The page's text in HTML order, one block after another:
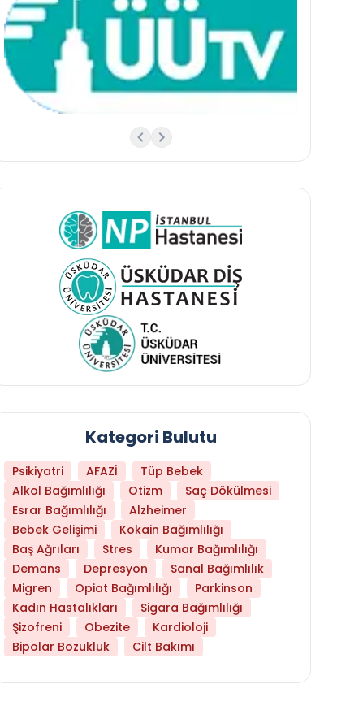
Kategori Bulutu
Psikiyatri AFAZİ
Tüp Bebek
Alkol Bağımlılığı
Otizm
Saç Dökülmesi
Esrar Bağımlılığı
Alzheimer
Bebek Gelişimi
Kokain Bağımlılığı
Baş Ağrıları
Stres
Kumar Bağımlılığı
Demans
Depresyon
Sanal Bağımlılık
Migren
Opiat Bağımlılığı
Parkinson
Kadın Hastalıkları
Sigara Bağımlılığı
Şizofreni
Obezite
Kardioloji
Bipolar Bozukluk
Cilt Bakımı